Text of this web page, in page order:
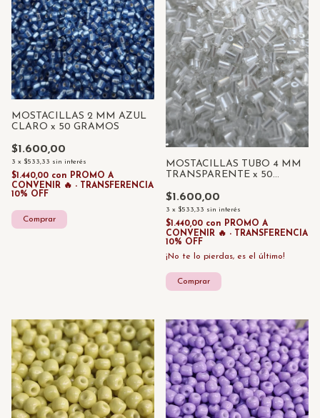
MOSTACILLAS 2 MM AZUL
CLARO x 50 GRAMOS
$1.600,00
3 x $533,33 sin interés
$1.440,00 con PROMO A
CONVENIR 🔥 - TRANSFERENCIA
10% OFF
MOSTACILLAS TUBO 4 MM
TRANSPARENTE x 50
$1.600,00
3 x $533,33 sin interés
$1.440,00 con PROMO A
CONVENIR 🔥 - TRANSFERENCIA
10% OFF
¡No te lo pierdas, es el último!